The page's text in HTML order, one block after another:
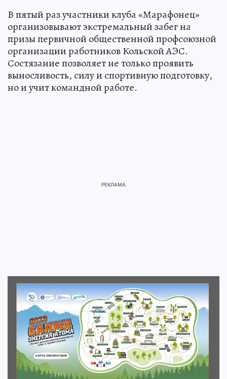
В пятый раз участники клуба «Марафонец»
организовывают экстремальный забег на
призы первичной общественной профсоюзной
организации работников Кольской АЭС.
Состязание позволяет не только проявить
выносливость, силу и спортивную подготовку,
но и учит командной работе.